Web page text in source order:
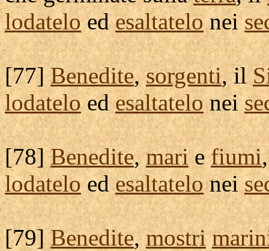
lodateloedesaltatelonei
[77]Benedite,sorgenti, il
lodateloedesaltatelonei
[78]Benedite,mariefiumi
lodateloedesaltatelonei
[79]Benedite,mostri